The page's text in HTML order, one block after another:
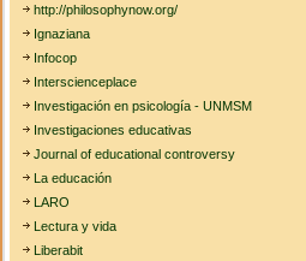
http://philosophynow.org/
Ignaziana
Infocop
Interscienceplace
Investigación en psicología - UNMSM
Investigaciones educativas
Journal of educational controversy
La educación
LARO
Lectura y vida
Liberabit